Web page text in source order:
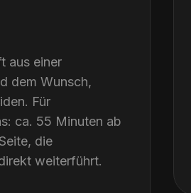
aus einer
dem Wunsch,
Für
ca. 55 Minuten ab
die
weiterführt.